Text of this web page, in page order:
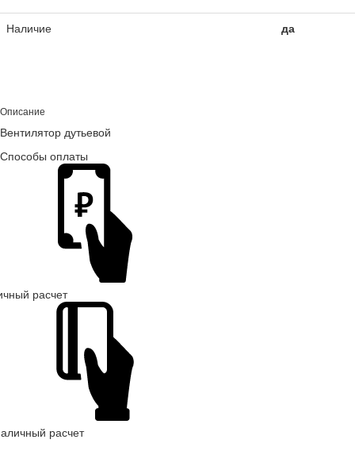
Наличие да
Описание
Вентилятор дутьевой
Способы оплаты
расчет
расчет